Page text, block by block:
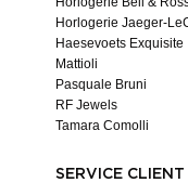
Horlogerie Jaeger-
Haesevoets Exquisite
Mattioli
Pasquale Bruni
RF Jewels
Tamara Comolli
SERVICE CLIENT